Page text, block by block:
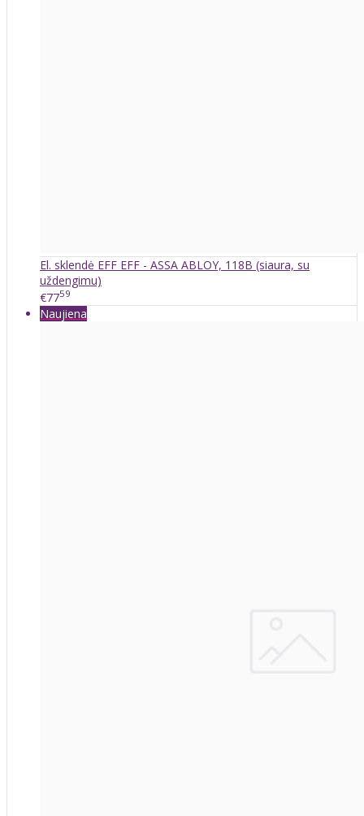
El. sklendė EFF EFF - ASSA ABLOY, 118B (siaura, su
uždengimu)
€7759
Naujiena